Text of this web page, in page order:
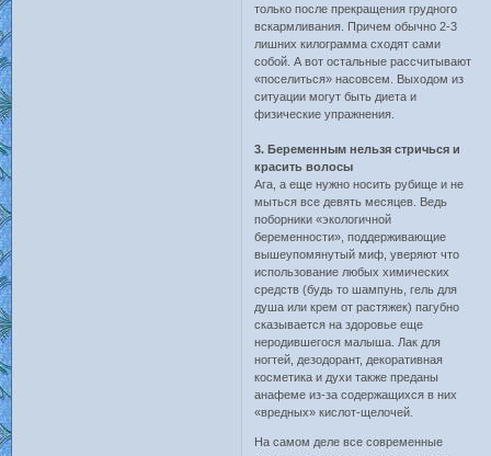
только после прекращения грудного
вскармливания. Причем обычно 2-3
лишних килограмма сходят сами
собой. А вот остальные рассчитывают
«поселиться» насовсем. Выходом из
ситуации могут быть диета и
физические упражнения.
3. Беременным нельзя стричься и
красить волосы
Ага, а еще нужно носить рубище и не
мыться все девять месяцев. Ведь
поборники «экологичной
беременности», поддерживающие
вышеупомянутый миф, уверяют что
использование любых химических
средств (будь то шампунь, гель для
душа или крем от растяжек) пагубно
сказывается на здоровье еще
неродившегося малыша. Лак для
ногтей, дезодорант, декоративная
косметика и духи также преданы
анафеме из-за содержащихся в них
«вредных» кислот-щелочей.
На самом деле все современные